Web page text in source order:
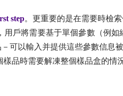
step。更重要的是在需要時檢
用戶將需要基于單個參數（例
可以輸入并提供這些參數信息
品時需要解凍整個樣品盒的情